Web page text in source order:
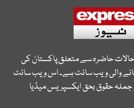
حالات حاضرہ سے متعلق پاکستان کی
والی ویب سائٹ ہے۔ اس ویب سائٹ
جملہ حقوق بحق ایکسپریس میڈیا